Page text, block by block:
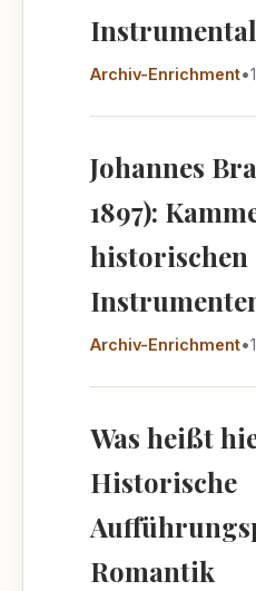
Archiv-Enrichment•
Johannes
1897):
historischen
Archiv-Enrichment•
Was heißt
Historische
Romantik